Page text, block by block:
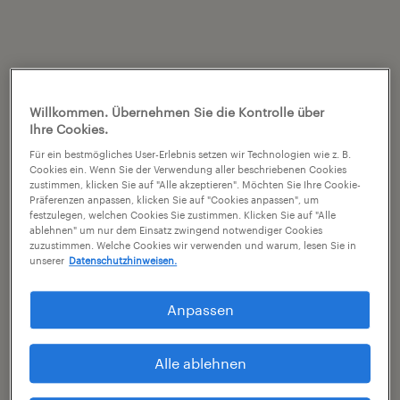
Willkommen. Übernehmen Sie die Kontrolle über
Ihre Cookies.
Für ein bestmögliches User-Erlebnis setzen wir Technologien wie z. B.
Cookies ein. Wenn Sie der Verwendung aller beschriebenen Cookies
zustimmen, klicken Sie auf "Alle akzeptieren". Möchten Sie Ihre Cookie-
Präferenzen anpassen, klicken Sie auf "Cookies anpassen", um
festzulegen, welchen Cookies Sie zustimmen. Klicken Sie auf "Alle
ablehnen" um nur dem Einsatz zwingend notwendiger Cookies
zuzustimmen. Welche Cookies wir verwenden und warum, lesen Sie in
unserer Datenschutzhinweisen.
Anpassen
Alle ablehnen